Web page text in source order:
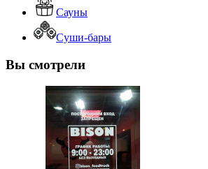
Сауны
Суши-бары
Вы смотрели